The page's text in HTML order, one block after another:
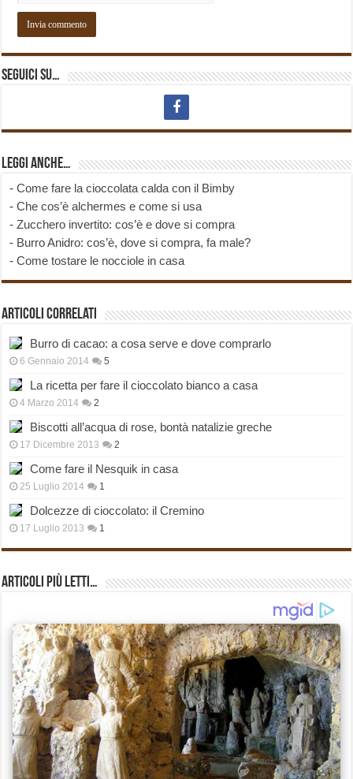
Seguici su…
Leggi anche…
-Come fare la cioccolata calda con il Bimby
-Che cos’è alchermes e come si usa
-Zucchero invertito: cos’è e dove si compra
- Burro Anidro: cos’è, dove si compra, fa male?
-Come tostare le nocciole in casa
Articoli correlati
Burro di cacao: a cosa serve e dove comprarlo
6 Gennaio 2014 5
La ricetta per fare il cioccolato bianco a casa
4 Marzo 2014 2
Biscotti all’acqua di rose, bontà natalizie greche
17 Dicembre 2013 2
Come fare il Nesquik in casa
25 Luglio 2014 1
Dolcezze di cioccolato: il Cremino
17 Luglio 2013 1
Articoli più Letti…